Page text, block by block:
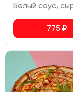
775 ₽